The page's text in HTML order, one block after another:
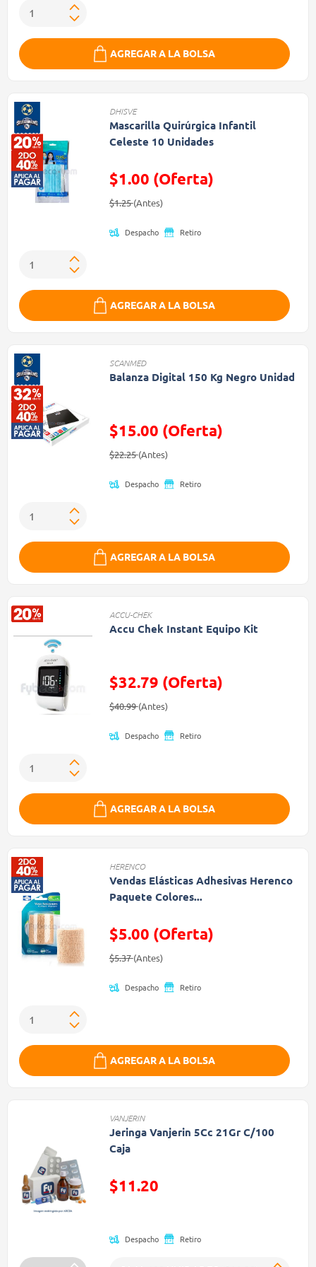
AGREGAR A LA BOLSA
DHISVE
Mascarilla Quirúrgica Infantil
Celeste 10 Unidades
$1.00 (Oferta)
Precio reducido de
$1.25(Antes)(Oferta)
Despacho Retiro
AGREGAR A LA BOLSA
SCANMED
Balanza Digital 150 Kg Negro Unidad
$15.00 (Oferta)
Precio reducido de
$22.25(Antes)(Oferta)
Despacho Retiro
AGREGAR A LA BOLSA
ACCU-CHEK
Accu Chek Instant Equipo Kit
$32.79 (Oferta)
Precio reducido de
$40.99(Antes)(Oferta)
Despacho Retiro
AGREGAR A LA BOLSA
HERENCO
Vendas Elásticas Adhesivas Herenco
Paquete Colores...
$5.00 (Oferta)
Precio reducido de
$5.37(Antes)(Oferta)
Despacho Retiro
AGREGAR A LA BOLSA
VANJERIN
Jeringa Vanjerin 5Cc 21Gr C/100
Caja
$11.20
Despacho Retiro